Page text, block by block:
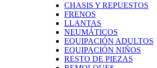
CHASIS Y REPUESTOS
FRENOS
LLANTAS
NEUMÁTICOS
EQUIPACIÓN ADULTOS
EQUIPACIÓN NIÑOS
RESTO DE PIEZAS